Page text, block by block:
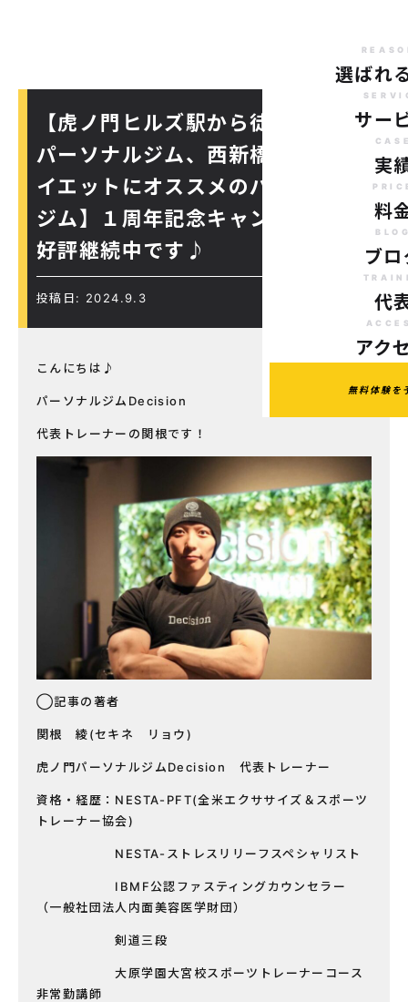
選ばれ
サー
実
料
ブロ
代
アク
無料体験を
【虎ノ門ヒルズ駅から徒歩７分の
パーソナルジム、西新橋周辺、ダ
イエットにオススメのパーソナル
ジム】１周年記念キャンペーン！
好評継続中です♪
投稿日: 2024.9.3
こんにちは♪
パーソナルジムDecision
代表トレーナーの関根です！
◯記事の著者
関根 綾(セキネ リョウ)
虎ノ門パーソナルジムDecision 代表トレーナー
資格・経歴：NESTA-PFT(全米エクササイズ＆スポーツ
トレーナー協会)
NESTA-ストレスリリーフスペシャリスト
IBMF公認ファスティングカウンセラー
（一般社団法人内面美容医学財団）
剣道三段
大原学園大宮校スポーツトレーナーコース
非常勤講師